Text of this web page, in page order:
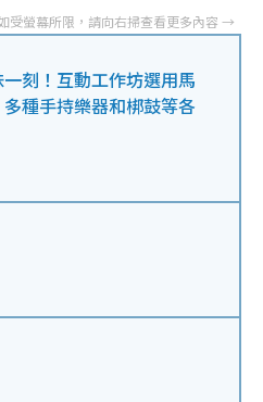
刻！互動工作坊選用馬
種手持樂器和梆鼓等各